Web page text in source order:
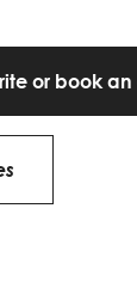
or book